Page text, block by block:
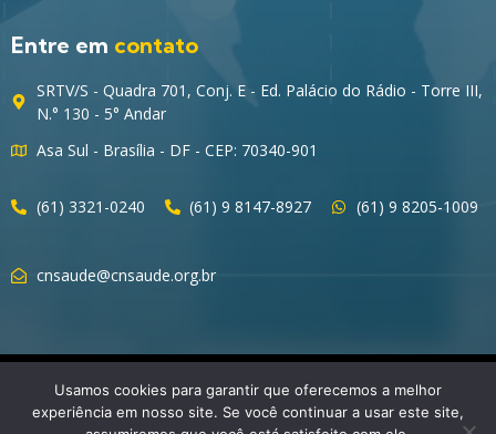
Entre em contato
SRTV/S - Quadra 701, Conj. E - Ed. Palácio do Rádio - Torre III,
N.° 130 - 5° Andar
Asa Sul - Brasília - DF - CEP: 70340-901
(61) 3321-0240 (61) 9 8147-8927 (61) 9 8205-1009
cnsaude@cnsaude.org.br
Usamos cookies para garantir que oferecemos a melhor
experiência em nosso site. Se você continuar a usar este site,